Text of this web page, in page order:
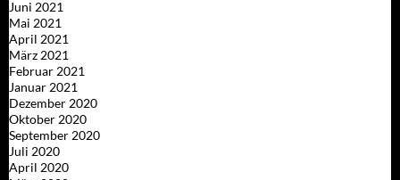
Juni 2021
Mai 2021
April 2021
März 2021
Februar 2021
Januar 2021
Dezember 2020
Oktober 2020
September 2020
Juli 2020
April 2020